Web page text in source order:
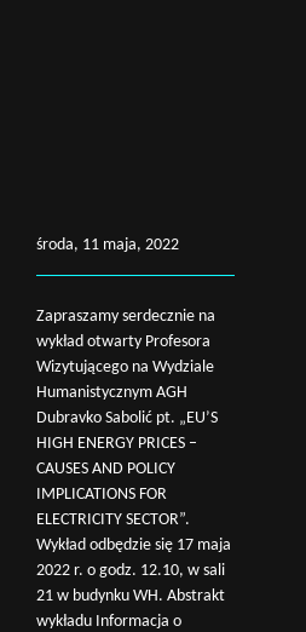
środa, 11 maja, 2022
Zapraszamy serdecznie na
wykład otwarty Profesora
Wizytującego na Wydziale
Humanistycznym AGH
Dubravko Sabolić pt. „EU’S
HIGH ENERGY PRICES –
CAUSES AND POLICY
IMPLICATIONS FOR
ELECTRICITY SECTOR”.
Wykład odbędzie się 17 maja
2022 r. o godz. 12.10, w sali
21 w budynku WH. Abstrakt
wykładu Informacja o